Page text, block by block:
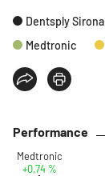
Dentsply Sirona
Medtronic
Performance
Medtronic
+0,74 %